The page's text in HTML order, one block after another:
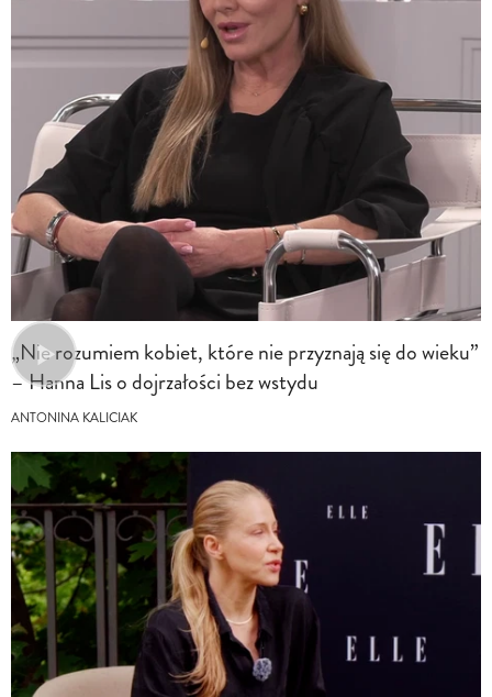
„Nie rozumiem kobiet, które nie przyznają się do wieku”
– Hanna Lis o dojrzałości bez wstydu
ANTONINA KALICIAK